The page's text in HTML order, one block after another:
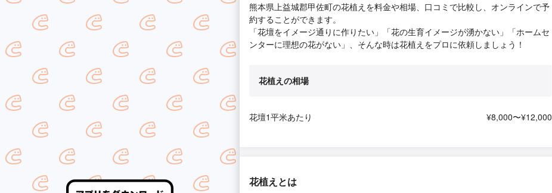
熊本県上益城郡甲佐町の花植えを料金や相場、口コミで比較し、オンラインで予
約することができます。
「花壇をイメージ通りに作りたい」「花の生育イメージが湧かない」「ホームセ
ンターに理想の花がない」、そんな時は花植えをプロに依頼しましょう！
花植えの相場
花壇1平米あたり ¥8,000〜¥12,000
花植えとは